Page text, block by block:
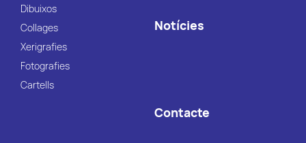
Dibuixos
Collages
Xerigrafies
Fotografies
Cartells
Notícies
Contacte